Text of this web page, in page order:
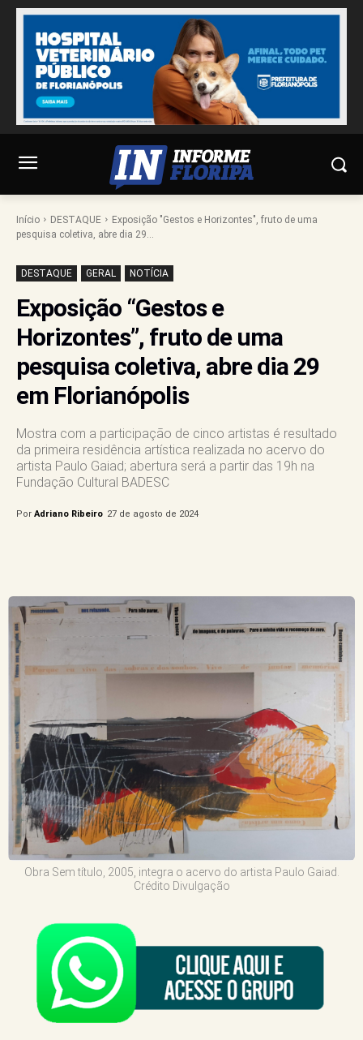
Início DESTAQUE
Exposição "Gestos e Horizontes", fruto de uma
pesquisa coletiva, abre dia 29...
DESTAQUE GERAL NOTÍCIA
Exposição “Gestos e
Horizontes”, fruto de uma
pesquisa coletiva, abre dia 29
em Florianópolis
Mostra com a participação de cinco artistas é resultado
da primeira residência artística realizada no acervo do
artista Paulo Gaiad; abertura será a partir das 19h na
Fundação Cultural BADESC
Por Adriano Ribeiro 27 de agosto de 2024
Obra Sem título, 2005, integra o acervo do artista Paulo Gaiad.
Crédito Divulgação